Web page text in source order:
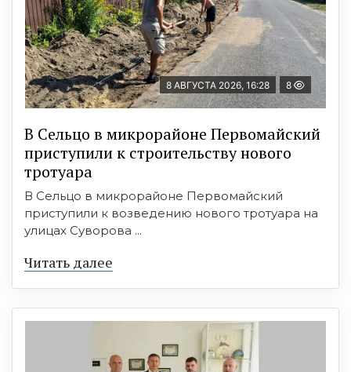
8 АВГУСТА 2026, 16:28 8
В Сельцо в микрорайоне Первомайский
приступили к строительству нового
тротуара
В Сельцо в микрорайоне Первомайский
приступили к возведению нового тротуара на
улицах Суворова ...
Читать далее